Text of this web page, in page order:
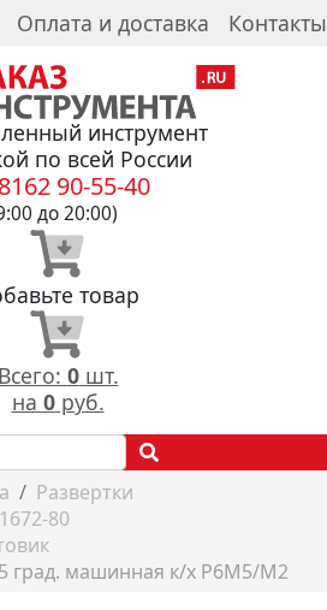
Оплата и доставка Контакты
инструмент
по всей России
90-55-40
до 20:00)
товар
Всего: 0шт.
на 0руб.
Развертки
80
град. машинная к/х Р6М5/М2